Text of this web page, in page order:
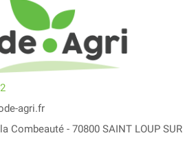
agri.fr
Combeauté - 70800 SAINT LOUP SUR